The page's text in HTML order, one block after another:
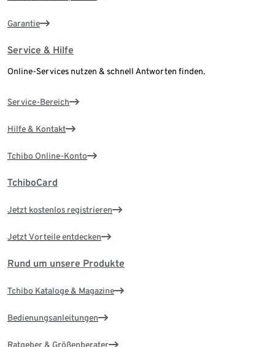
Garantie
Service & Hilfe
Online-Services nutzen & schnell Antworten finden.
Service-Bereich
Hilfe & Kontakt
Tchibo Online-Konto
TchiboCard
Jetzt kostenlos registrieren
Jetzt Vorteile entdecken
Rund um unsere Produkte
Tchibo Kataloge & Magazine
Bedienungsanleitungen
Ratgeber & Größenberater